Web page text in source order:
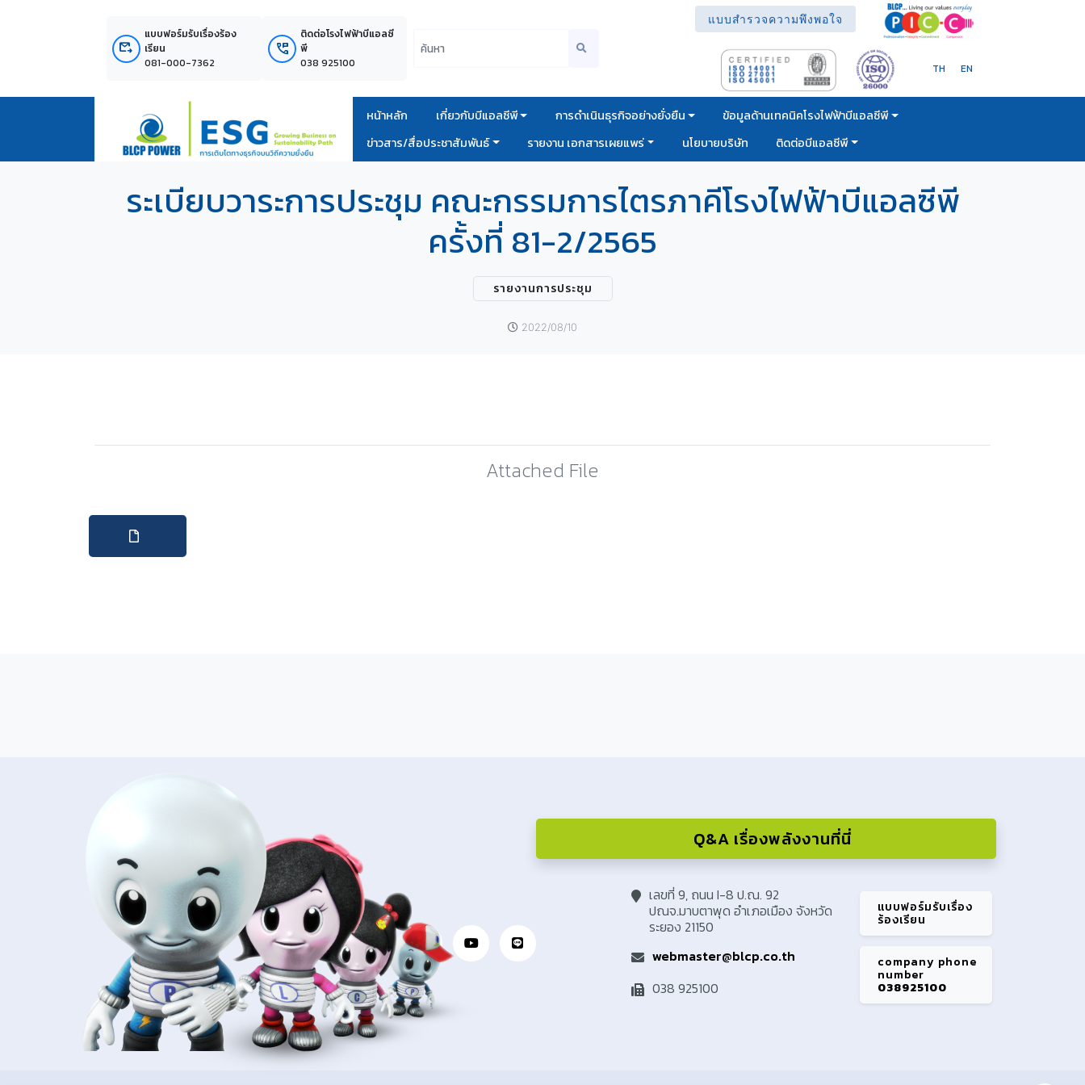
outgoing_mail
แบบฟอร์มรับเรื่องร้อง
เรียน
081-000-7362
perm_phone_msg
ติดต่อโรงไฟฟ้าบีแอลซี
พี
038 925100
แบบสำรวจความพึงพอใจ
TH EN
หน้าหลัก เกี่ยวกับบีแอลซีพี การดำเนินธุรกิจอย่างยั่งยืน
ข้อมูลด้านเทคนิคโรงไฟฟ้าบีแอลซีพี
ข่าวสาร/สื่อประชาสัมพันธ์
รายงาน เอกสารเผยแพร่ นโยบายบริษัท ติดต่อบีแอลซีพี
ระเบียบวาระการประชุม คณะกรรมการไตรภาคีโรงไฟฟ้าบีแอลซีพี
ครั้งที่ 81-2/2565
รายงานการประชุม
2022/08/10
Attached File
Q&A เรื่องพลังงานที่นี่
เลขที่ 9, ถนน I-8 ป.ณ. 92
ปณจ.มาบตาพุด อำเภอเมือง จังหวัด
ระยอง 21150
webmaster@blcp.co.th
038 925100
แบบฟอร์มรับเรื่อง
ร้องเรียน
company phone
number
038925100